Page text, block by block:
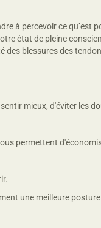
à percevoir ce qu’est
état de pleine
des blessures des
mieux, d'éviter les
permettent
une meilleure